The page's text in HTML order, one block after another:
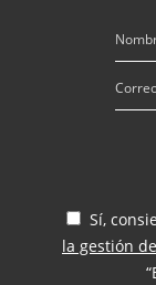
Sí,
la gestión